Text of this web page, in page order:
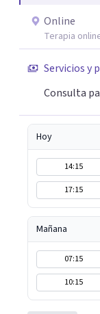
Online
Terapia
Servicios y
Consulta
Hoy
14:15
17:15
Mañana
07:15
10:15